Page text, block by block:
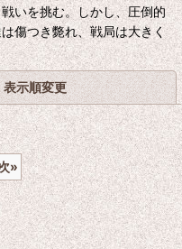
いを挑む。しかし、圧倒的
傷つき斃れ、戦局は大きく
表示順変更 閉じる
»